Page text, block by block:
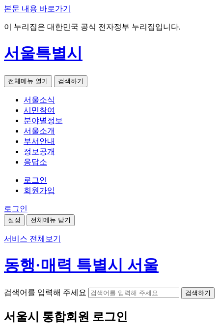
본문 내용 바로가기
이 누리집은 대한민국 공식 전자정부 누리집입니다.
서울특별시
전체메뉴 열기 검색하기
서울소식
시민참여
분야별정보
서울소개
부서안내
정보공개
응답소
로그인
회원가입
로그인
설정 전체메뉴 닫기
서비스 전체보기
동행·매력 특별시 서울
검색어를 입력해 주세요 검색하기
서울시 통합회원 로그인